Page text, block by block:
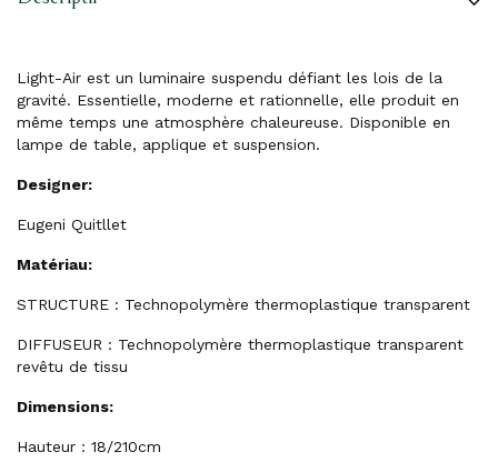
Light-Air est un luminaire suspendu défiant les lois de la
gravité. Essentielle, moderne et rationnelle, elle produit en
même temps une atmosphère chaleureuse. Disponible en
lampe de table, applique et suspension.
Designer:
Eugeni Quitllet
Matériau:
STRUCTURE : Technopolymère thermoplastique transparent
DIFFUSEUR : Technopolymère thermoplastique transparent
revêtu de tissu
Dimensions:
Hauteur : 18/210cm